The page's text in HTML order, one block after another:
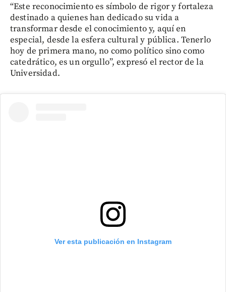
“Este reconocimiento es símbolo de rigor y fortaleza
destinado a quienes han dedicado su vida a
transformar desde el conocimiento y, aquí en
especial, desde la esfera cultural y pública. Tenerlo
hoy de primera mano, no como político sino como
catedrático, es un orgullo”, expresó el rector de la
Universidad.
Ver esta publicación en Instagram